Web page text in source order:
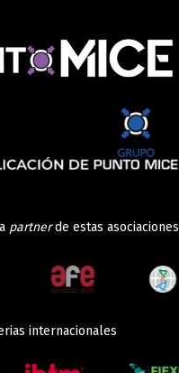
partnerde estas asociaciones
internacionales